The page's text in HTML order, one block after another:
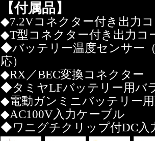
【付属品】
◆7.2Vコネクター付き出力
◆T型コネクター付き出力コ
◆バッテリー温度センサー
応）
◆RX／BEC変換コネクター
◆タミヤLFバッテリー用バ
◆電動ガンミニバッテリー
◆AC100V入力ケーブル
◆ワニグチクリップ付DC入